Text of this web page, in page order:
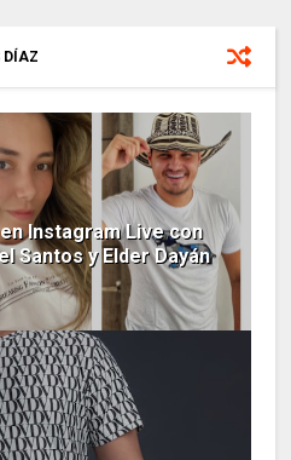
DÍAZ
en Instagram Live con
Santos y Elder Dayán